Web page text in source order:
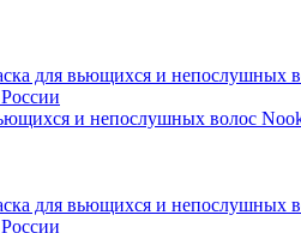
и непослушных волос